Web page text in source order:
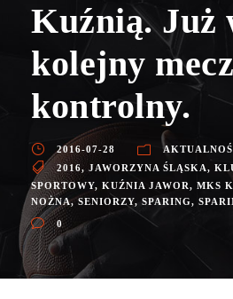
Kuźnią. Już
kolejny mecz
kontrolny.
2016-07-28
2016, JAWORZYNA ŚLĄSKA,
SPORTOWY, KUŹNIA JAWOR, MKS
NOŻNA, SENIORZY, SPARING,
0